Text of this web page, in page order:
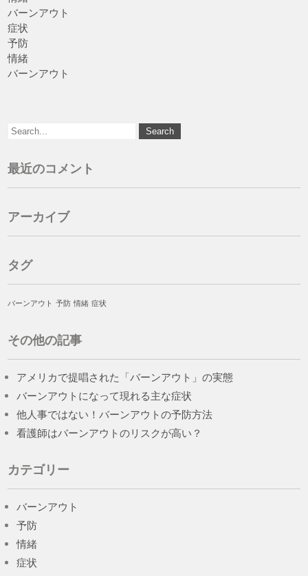
バーンアウト
症状
予防
情緒
バーンアウト
最近のコメント
アーカイブ
タグ
バーンアウト 予防 情緒 症状
その他の記事
アメリカで提唱された「バーンアウト」の実態
バーンアウトになって現れる主な症状
他人事ではない！バーンアウトの予防方法
看護師はバーンアウトのリスクが高い？
カテゴリー
バーンアウト
予防
情緒
症状